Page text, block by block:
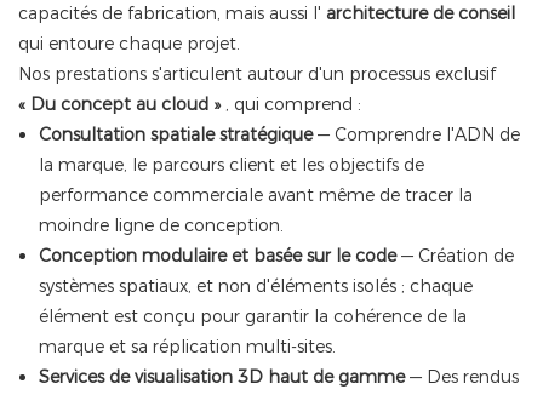
capacités de fabrication, mais aussi l' architecture de conseil
qui entoure chaque projet.
Nos prestations s'articulent autour d'un processus exclusif
« Du concept au cloud », qui comprend :
Consultation spatiale stratégique— Comprendre l'ADN de
la marque, le parcours client et les objectifs de
performance commerciale avant même de tracer la
moindre ligne de conception.
Conception modulaire et basée sur le code— Création de
systèmes spatiaux, et non d'éléments isolés ; chaque
élément est conçu pour garantir la cohérence de la
marque et sa réplication multi-sites.
Services de visualisation 3D haut de gamme— Des rendus